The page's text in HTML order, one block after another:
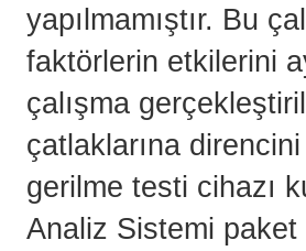
yapılmamıştır. Bu
faktörlerin etkilerini
çalışma
çatlaklarına
gerilme testi cihazı
Analiz Sistemi paket